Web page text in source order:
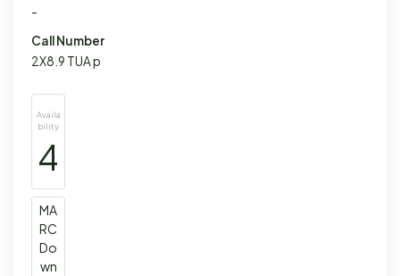
-
Call Number
2X8.9 TUA p
Availa
bility
4
MA
RC
Do
wn